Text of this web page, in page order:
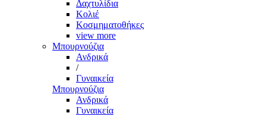
Δαχτυλίδια
Κολιέ
Κοσμηματοθήκες
view more
Μπουρνούζια
Ανδρικά
/
Γυναικεία
Μπουρνούζια
Ανδρικά
Γυναικεία